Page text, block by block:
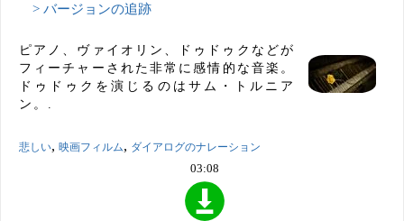
> バージョンの追跡
ピアノ、ヴァイオリン、ドゥドゥクなどが
フィーチャーされた非常に感情的な音楽。
ドゥドゥクを演じるのはサム・トルニア
ン。.
悲しい, 映画フィルム, ダイアログのナレーション
03:08